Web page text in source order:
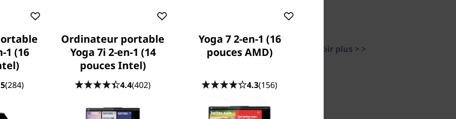
en avez le plus besoin.
En savoir plus > > En savoir plus > >
1 (16
(284)
Ordinateur portable
Yoga 7i 2-en-1 (14
pouces Intel)
4.4(402)
Yoga 7 2-en-1 (16
pouces AMD)
4.3(156)